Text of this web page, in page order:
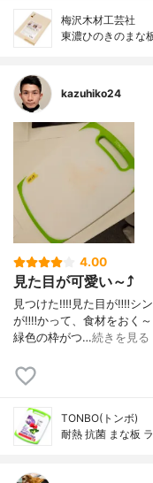
梅沢木材工芸社
東濃ひのきのまな
kazuhiko24
4.00
見た目が可愛い～⤴️
見つけた‼️‼️見た目が‼️‼️シ
が‼️‼️かって、食材をおく
緑色の枠がつ…続きを見る
TONBO(トンボ)
耐熱 抗菌 まな板